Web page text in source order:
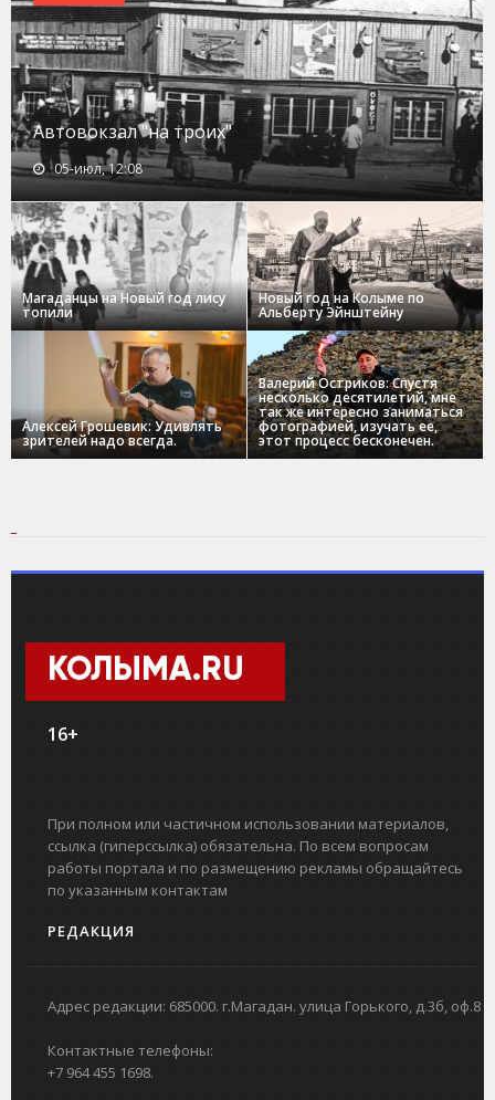
Автовокзал "на троих"
05-июл, 12:08
Магаданцы на Новый год лису
топили
Новый год на Колыме по
Альберту Эйнштейну
Алексей Грошевик: Удивлять
зрителей надо всегда.
Валерий Остриков: Спустя
несколько десятилетий, мне
так же интересно заниматься
фотографией, изучать ее,
этот процесс бесконечен.
КОЛЫМА.RU
16+
При полном или частичном использовании материалов,
ссылка (гиперссылка) обязательна. По всем вопросам
работы портала и по размещению рекламы обращайтесь
по указанным контактам
РЕДАКЦИЯ
Адрес редакции: 685000. г.Магадан. улица Горького, д.3б, оф.8
Контактные телефоны:
+7 964 455 1698.